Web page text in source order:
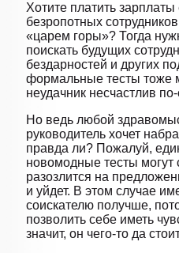
Хотите платить
безропотных
«царем горы»? Тогда
поискать будущих
бездарностей и других
формальные тесты тоже
неудачник несчастлив
Но ведь любой
руководитель хочет
правда ли? Пожалуй,
новомодные тесты могут
разозлится на
и уйдет. В этом случае
соискателю получше,
позволить себе иметь
значит, он чего-то да